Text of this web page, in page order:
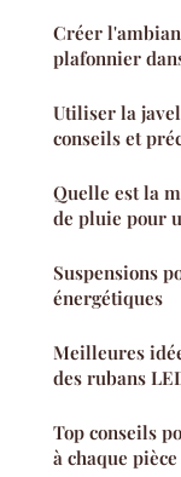
Créer
plafonnier
Utiliser la
conseils et
Quelle est la
de pluie pour
Suspensions
énergétiques
Meilleures
des rubans
Top conseils
à chaque pièce